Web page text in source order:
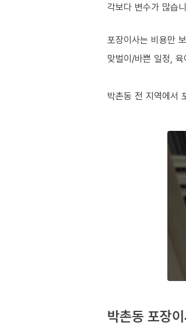
각보다 변수가 많습
포장이사는 비용만
맞벌이/바쁜 일정,
박촌동 전 지역에서
박촌동 포장